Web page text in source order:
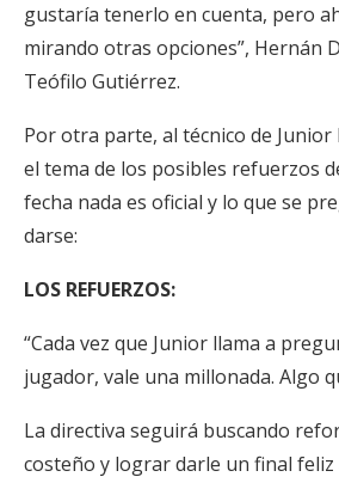
gustaría tenerlo en cuenta, pero
mirando otras opciones”, Hernán
Teófilo Gutiérrez.
Por otra parte, al técnico de
el tema de los posibles refuerzos
fecha nada es oficial y lo que se
darse:
LOS REFUERZOS:
“Cada vez que Junior llama a
jugador, vale una millonada. Algo
La directiva seguirá buscando
costeño y lograr darle un final feliz